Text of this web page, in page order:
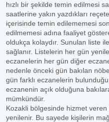
hızlı bir şekilde temin edilmesi
saatlerine yakın yazdıkları
içerisinde temin edilememesi
edilmemesi adına faaliyet
oldukça kolaydır. Sunulan liste
sağlanır. Listelerin her gün
eczanelerin her gün diğer
nedenle önceki gün bakılan
gün farklı eczanelerin
eczanenin açık olduğuna
mümkündür.
Kozakli bölgesinde hizmet
yenilenir. Bu sayede kişilerin